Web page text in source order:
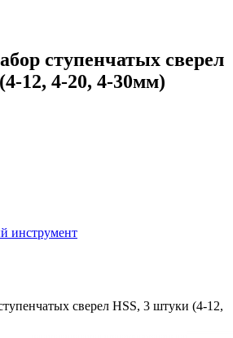
ступенчатых сверел
12, 4-20, 4-30мм)
инструмент
сверел HSS, 3 штуки (4-12,